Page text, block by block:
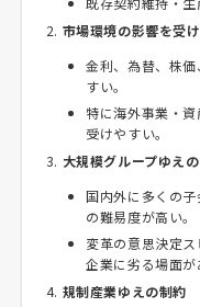
市場環境の影響を受
金利、為替、株
すい。
特に海外事業・
受けやすい。
大規模グループゆえ
国内外に多くの
の難易度が高い。
変革の意思決定
企業に劣る場面が
規制産業ゆえの制約